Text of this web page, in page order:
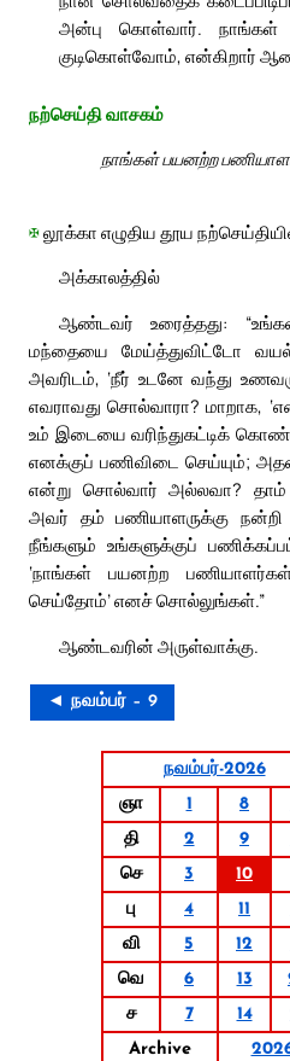
அன்பு கொள்வார். நாங்கள்
குடிகொள்வோம், என்கிறார்
நற்செய்தி வாசகம்
நாங்கள் பயனற்ற
✠லூக்கா எழுதிய தூய
அக்காலத்தில்
ஆண்டவர் உரைத்தது:
மந்தையை மேய்த்துவிட்டோ
அவரிடம், ‘நீர் உடனே வந்து
எவராவது சொல்வாரா? மாறாக,
உம் இடையை வரிந்துகட்டிக்
எனக்குப் பணிவிடை செய்யும்;
என்று சொல்வார் அல்லவா?
அவர் தம் பணியாளருக்கு
நீங்களும் உங்களுக்குப்
‘நாங்கள் பயனற்ற
செய்தோம்’ எனச் சொல்லுங்கள்.”
ஆண்டவரின் அருள்வாக்கு.
◄ நவம்பர் – 9
நவம்பர்-2026
ஞா
1 8
தி
2 9
செ
3 10
பு
4 11
வி
5 12
வெ
6 13
ச
7 14
Archive